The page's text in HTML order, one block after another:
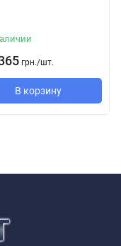
грн./шт.
В корзину